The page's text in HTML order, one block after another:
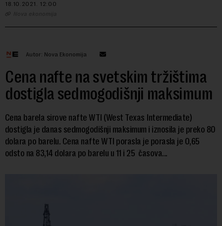
18.10.2021. 12:00
Nova ekonomija
Autor: Nova Ekonomija
Cena nafte na svetskim tržištima
dostigla sedmogodišnji maksimum
Cena barela sirove nafte WTI (West Texas Intermediate)
dostigla je danas sedmogodišnji maksimum i iznosila je preko 80
dolara po barelu. Cena nafte WTI porasla je porasla je 0,65
odsto na 83,14 dolara po barelu u 11 i 25 časova...